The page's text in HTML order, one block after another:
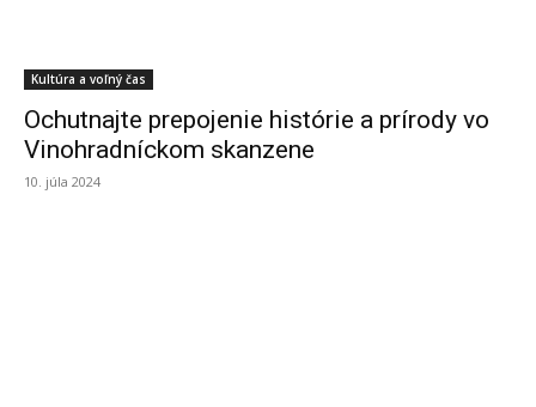
Kultúra a voľný čas
Ochutnajte prepojenie histórie a prírody vo
Vinohradníckom skanzene
10. júla 2024